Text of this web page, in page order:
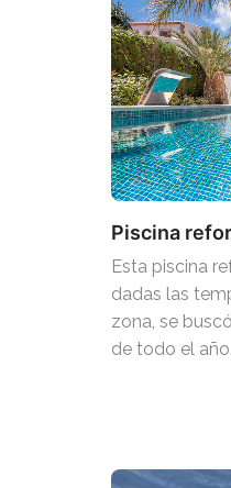
Piscina
Esta piscina
dadas las
zona, se
de todo el